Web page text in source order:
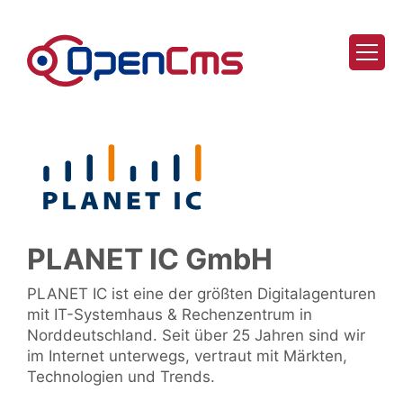
PLANET IC GmbH
PLANET IC ist eine der größten Digitalagenturen
mit IT-Systemhaus & Rechenzentrum in
Norddeutschland. Seit über 25 Jahren sind wir
im Internet unterwegs, vertraut mit Märkten,
Technologien und Trends.